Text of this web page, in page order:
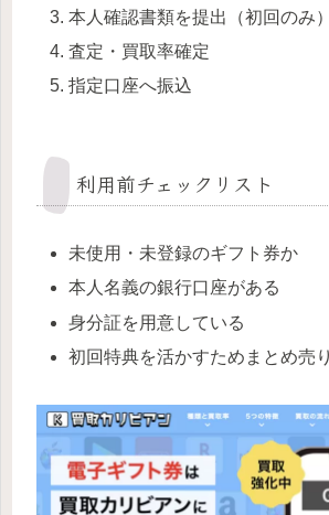
本人確認書類を提出（初回のみ）
査定・買取率確定
指定口座へ振込
利用前チェックリスト
未使用・未登録のギフト券か
本人名義の銀行口座がある
身分証を用意している
初回特典を活かすためまとめ売